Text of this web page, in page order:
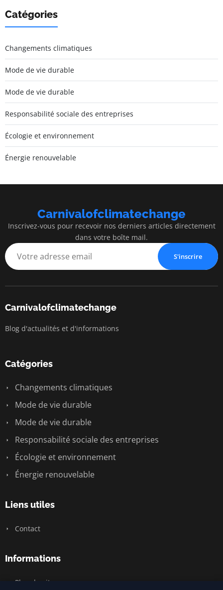
Catégories
Changements climatiques
Mode de vie durable
Mode de vie durable
Responsabilité sociale des entreprises
Écologie et environnement
Énergie renouvelable
Carnivalofclimatechange
Inscrivez-vous pour recevoir nos derniers articles directement
dans votre boîte mail.
S'inscrire
Carnivalofclimatechange
Blog d'actualités et d'informations
Catégories
Changements climatiques
Mode de vie durable
Mode de vie durable
Responsabilité sociale des entreprises
Écologie et environnement
Énergie renouvelable
Liens utiles
Contact
Informations
Plan du site